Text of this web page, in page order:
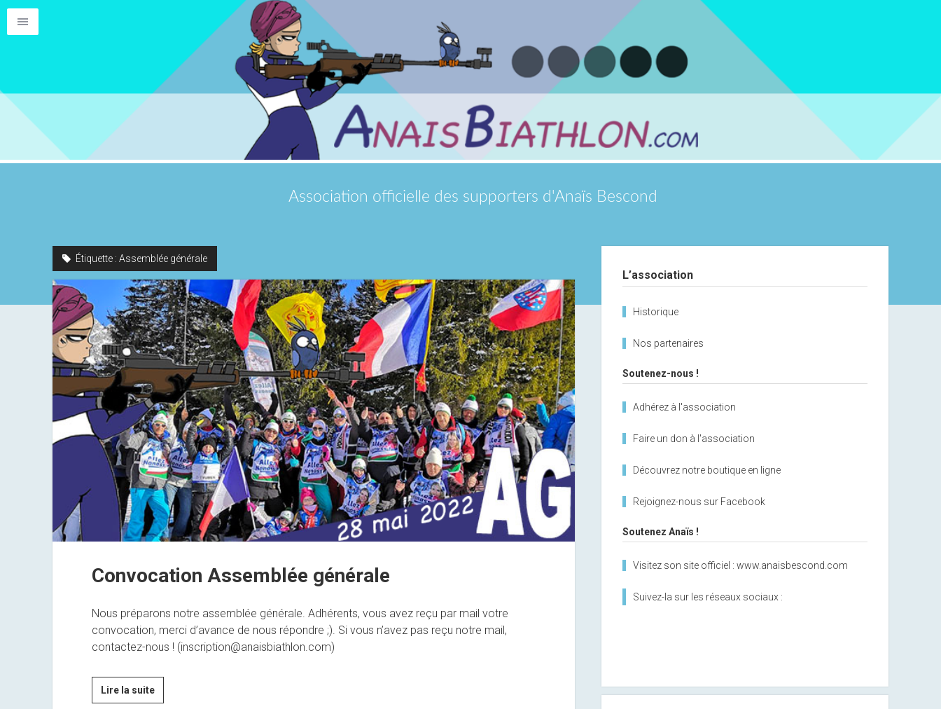
Association officielle des supporters d'Anaïs Bescond
Étiquette : Assemblée générale
Convocation Assemblée générale
Nous préparons notre assemblée générale. Adhérents, vous avez reçu par mail votre
convocation, merci d’avance de nous répondre ;). Si vous n’avez pas reçu notre mail,
contactez-nous ! (inscription@anaisbiathlon.com)
Lire la suiteConvocation
Assemblée
L’association
Historique
Nos partenaires
Soutenez-nous !
Adhérez à l'association
Faire un don à l'association
Découvrez notre boutique en ligne
Rejoignez-nous sur Facebook
Soutenez Anaïs !
Visitez son site officiel : www.anaisbescond.com
Suivez-la sur les réseaux sociaux :